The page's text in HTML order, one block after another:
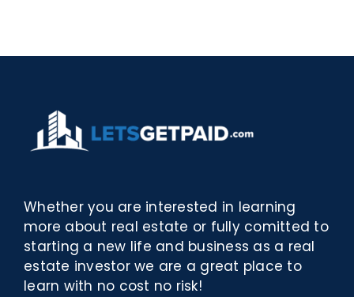
Whether you are interested in learning
more about real estate or fully comitted to
starting a new life and business as a real
estate investor we are a great place to
learn with no cost no risk!